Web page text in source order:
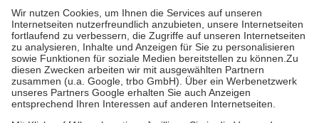
höchstens zehn Euro.
Es sind jedoch nie mehr als die tatsächlichen
Kosten der Leistung zu entrichten.
Diese Regeln gelten grundsätzlich auch für Online-Apotheken.
Bei Heilmitteln und häuslicher Krankenpflege beträgt die
Zuzahlung zehn Prozent der Kosten sowie zehn Euro je
Verordnung.
Um das Engagement der Versicherten für ihre eigene Gesundheit zu
stärken und die besondere Stellung der Familie zu unterstützen,